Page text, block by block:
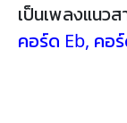
เป็นเพลงแนว
คอร์ด Eb, คอ